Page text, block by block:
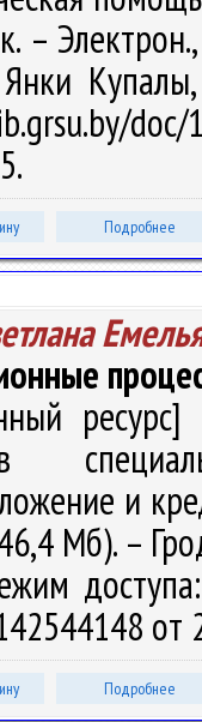
–
Подробнее
и
Мб). –
от
Подробнее